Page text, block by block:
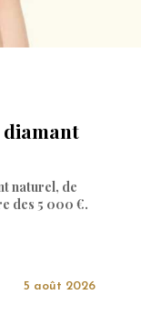
diamant
naturel, de
des 5 000 €.
5 août 2026